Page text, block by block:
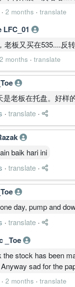
· 2 months · translate
LFC_01
老板又买在535....反
2 months · translate
是老板在托盘。好样
· translate ·
baik hari ini
· translate ·
day, pump and
· translate ·
_Toe
the stock has been
sad for the
· 2 months · translate